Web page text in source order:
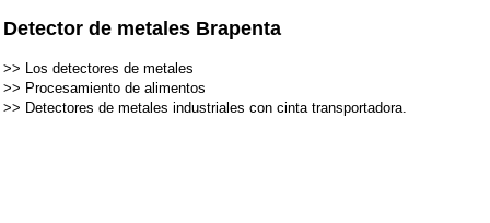
Detector de metales Brapenta
>> Los detectores de metales
>> Procesamiento de alimentos
>> Detectores de metales industriales con cinta transportadora.